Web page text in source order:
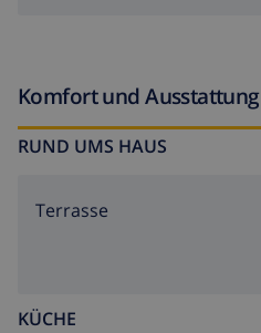
Komfort und Ausstattung
RUND UMS HAUS
Terrasse
KÜCHE